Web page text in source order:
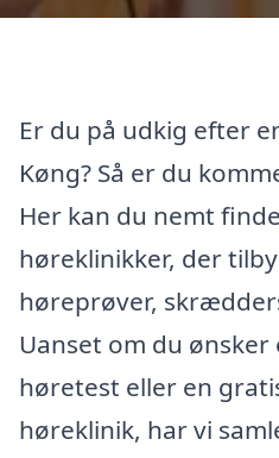
Er du på udkig efter
Køng? Så er du
Her kan du nemt
høreklinikker, der
høreprøver,
Uanset om du
høretest eller en
høreklinik, har vi